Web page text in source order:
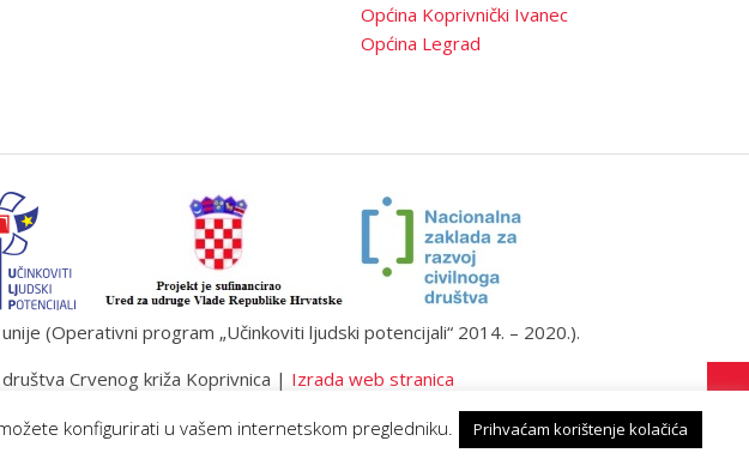
Općina Koprivnički Ivanec
Općina Legrad
(Operativni program „Učinkoviti ljudski potencijali“ 2014. – 2020.).
Crvenog križa Koprivnica | Izrada web stranica
konfigurirati u vašem internetskom pregledniku.
Prihvaćam korištenje kolačića